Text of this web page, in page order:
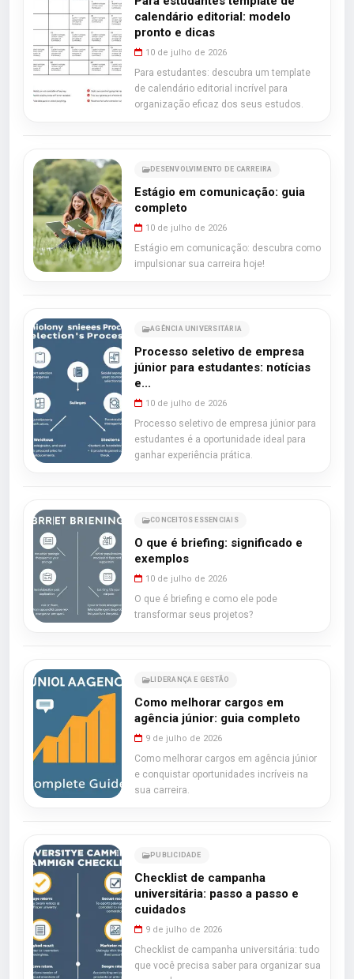
calendário editorial: modelo
pronto e dicas
10 de julho de 2026
Para estudantes: descubra um template
de calendário editorial incrível para
organização eficaz dos seus estudos.
DESENVOLVIMENTO DE CARREIRA
Estágio em comunicação: guia
completo
10 de julho de 2026
Estágio em comunicação: descubra como
impulsionar sua carreira hoje!
AGÊNCIA UNIVERSITÁRIA
Processo seletivo de empresa
júnior para estudantes: notícias
e...
10 de julho de 2026
Processo seletivo de empresa júnior para
estudantes é a oportunidade ideal para
ganhar experiência prática.
CONCEITOS ESSENCIAIS
O que é briefing: significado e
exemplos
10 de julho de 2026
O que é briefing e como ele pode
transformar seus projetos?
LIDERANÇA E GESTÃO
Como melhorar cargos em
agência júnior: guia completo
9 de julho de 2026
Como melhorar cargos em agência júnior
e conquistar oportunidades incríveis na
sua carreira.
PUBLICIDADE
Checklist de campanha
universitária: passo a passo e
cuidados
9 de julho de 2026
Checklist de campanha universitária: tudo
que você precisa saber para organizar sua